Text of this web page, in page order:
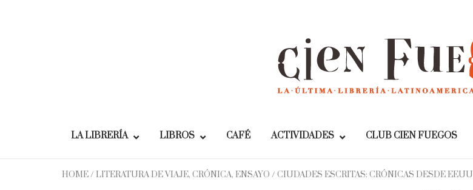
LA LIBRERÍA LIBROS CAFÉ ACTIVIDADES CLUB CIEN FUEGOS
HOME/ LITERATURA DE VIAJE, CRÓNICA, ENSAYO / CIUDADES ESCRITAS: CRÓNICAS DESDE EEUU